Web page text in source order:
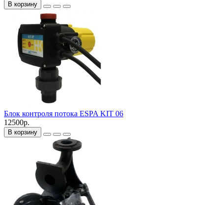
В корзину
Блок контроля потока ESPA KIT 06
12500р.
В корзину